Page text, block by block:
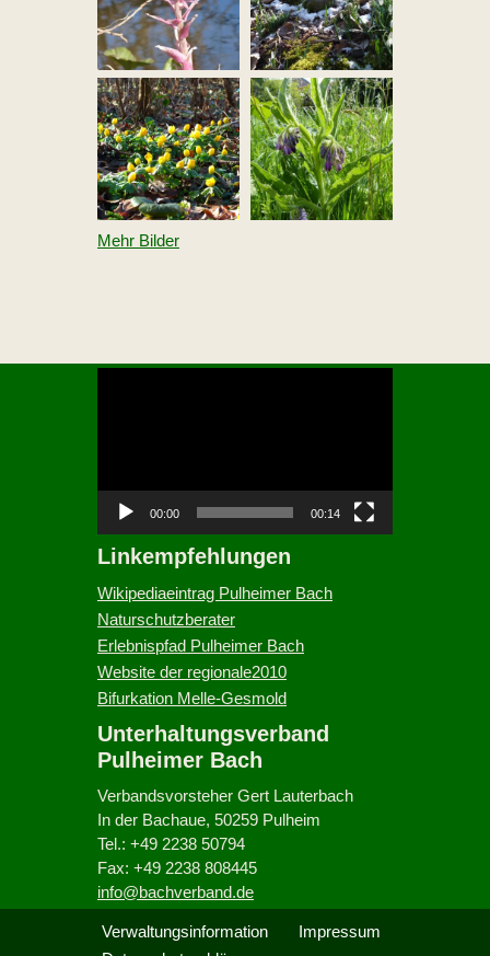
Mehr Bilder
P
l
a
y
e
r
00:00 00:14
Linkempfehlungen
Wikipediaeintrag Pulheimer Bach
Naturschutzberater
Erlebnispfad Pulheimer Bach
Website der regionale2010
Bifurkation Melle-Gesmold
Unterhaltungsverband
Pulheimer Bach
Verbandsvorsteher Gert Lauterbach
In der Bachaue, 50259 Pulheim
Tel.: +49 2238 50794
Fax: +49 2238 808445
info@bachverband.de
Verwaltungsinformation
Impressum